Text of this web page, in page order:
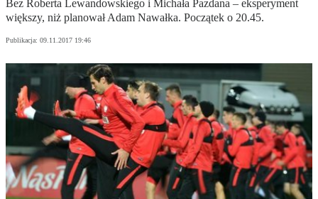
Bez Roberta Lewandowskiego i Michała Pazdana – eksperyment
większy, niż planował Adam Nawałka. Początek o 20.45.
Publikacja: 09.11.2017 19:46